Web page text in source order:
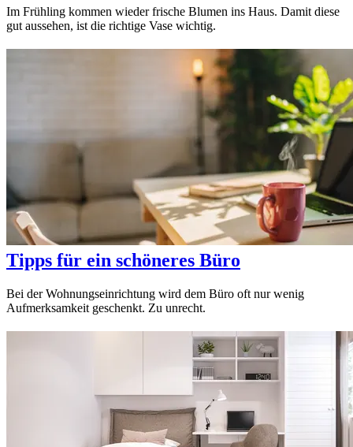
Im Frühling kommen wieder frische Blumen ins Haus. Damit diese
gut aussehen, ist die richtige Vase wichtig.
Tipps für ein schöneres Büro
Bei der Wohnungseinrichtung wird dem Büro oft nur wenig
Aufmerksamkeit geschenkt. Zu unrecht.